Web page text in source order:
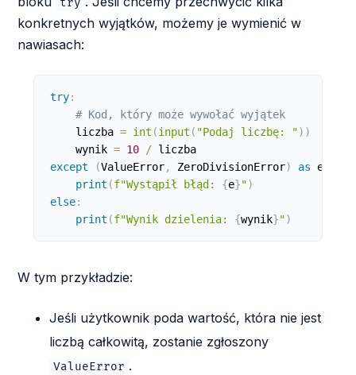
try
konkretnych wyjątków, możemy je wymienić w
nawiasach:
try:
# Kod, który może wywołać wyjątek
    liczba
= int (input ( "Podaj liczbę: ") )
    wynik
= 10 /
except
(ValueError, ZeroDivisionError) as e
print (f"Wystąpił błąd: {e}")
else:
print (f"Wynik dzielenia: {wynik}")
W tym przykładzie:
Jeśli użytkownik poda wartość, która nie jest
liczbą całkowitą, zostanie zgłoszony
ValueError .